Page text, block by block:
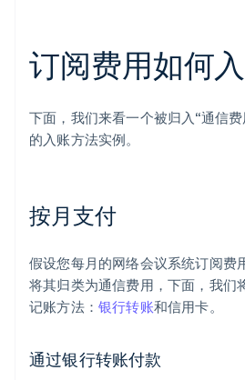
订阅费用如何
下面，我们来看一个被归入“通信
的入账方法实例。
按月支付
假设您每月的网络会议系统订阅费
将其归类为通信费用，下面，我们
记账方法： 银行转账和信用卡。
通过银行转账付款